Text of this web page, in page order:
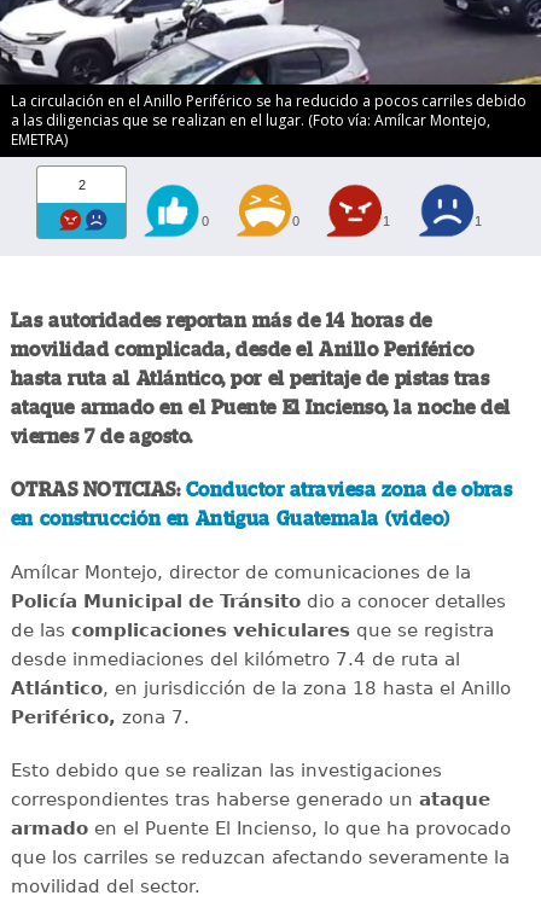
La circulación en el Anillo Periférico se ha reducido a pocos carriles debido
a las diligencias que se realizan en el lugar. (Foto vía: Amílcar Montejo,
EMETRA)
2
0 0 1 1
Las autoridades reportan más de 14 horas de
movilidad complicada, desde el Anillo Periférico
hasta ruta al Atlántico, por el peritaje de pistas tras
ataque armado en el Puente El Incienso, la noche del
viernes 7 de agosto.
OTRAS NOTICIAS: Conductor atraviesa zona de obras
en construcción en Antigua Guatemala (video)
Amílcar Montejo, director de comunicaciones de la
Policía Municipal de Tránsitodio a conocer detalles
de las complicaciones vehicularesque se registra
desde inmediaciones del kilómetro 7.4 de ruta al
Atlántico, en jurisdicción de la zona 18 hasta el Anillo
Periférico, zona 7.
Esto debido que se realizan las investigaciones
correspondientes tras haberse generado un ataque
armadoen el Puente El Incienso, lo que ha provocado
que los carriles se reduzcan afectando severamente la
movilidad del sector.